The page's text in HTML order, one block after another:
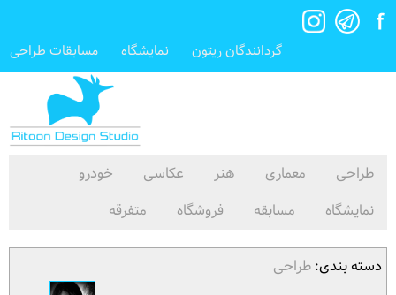
گردانندگان ریتون نمایشگاه مسابقات طراحی
طراحی معماری هنر عکاسی
خودرو
نمایشگاه
مسابقه فروشگاه متفرقه
دسته بندی:طراحی